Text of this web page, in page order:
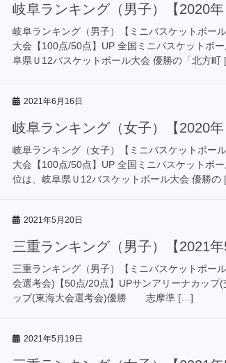
岐阜ランキング（男子）【2020年
岐阜ランキング（男子）【ミニバスケットボー
大会【100点/50点】UP 全国ミニバスケットボ
阜県Ｕ12バスケットボール大会 優勝の「北方
2021年6月16日
岐阜ランキング（女子）【2020年
岐阜ランキング（女子）【ミニバスケットボー
大会【100点/50点】UP 全国ミニバスケット
位は、岐阜県Ｕ12バスケットボール大会 優勝
2021年5月20日
三重ランキング（男子）【2021年
三重ランキング（男子）【ミニバスケットボー
会選考会)【50点/20点】UPサンアリーナカップ
ップ(東海大会選考会)優勝 志摩準 […]
2021年5月19日